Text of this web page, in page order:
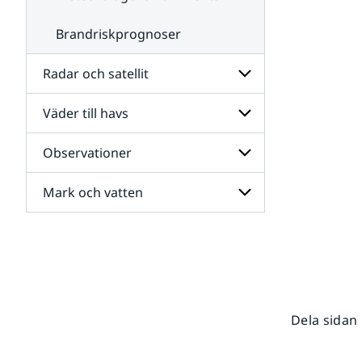
Brandriskprognoser
Radar och satellit
Undersidor
för
Radar
och
satellit
Väder till havs
Undersidor
för
Väder
till
havs
Observationer
Undersidor
för
Mark och vatten
Dela sidan